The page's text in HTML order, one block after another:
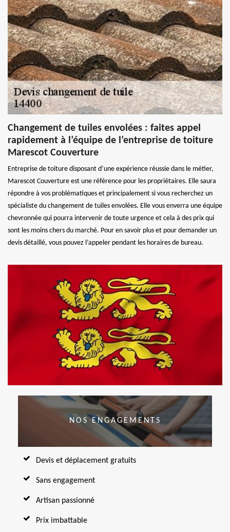
Changement de tuiles envolées : faites appel
rapidement à l’équipe de l’entreprise de toiture
Marescot Couverture
Entreprise de toiture disposant d’une expérience réussie dans le métier,
Marescot Couverture est une référence pour les propriétaires. Elle saura
répondre à vos problématiques et principalement si vous recherchez un
spécialiste du changement de tuiles envolées. Elle vous enverra une équipe
chevronnée qui pourra intervenir de toute urgence et cela à des prix qui
sont les moins chers du marché. Pour en savoir plus et pour demander un
devis détaillé, vous pouvez l’appeler pendant les horaires de bureau.
NOS ENGAGEMENTS
Devis et déplacement gratuits
Sans engagement
Artisan passionné
Prix imbattable